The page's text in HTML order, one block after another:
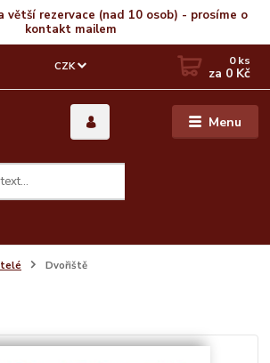
větší rezervace (nad 10 osob) - prosíme o
kontakt mailem
Menu
CZK 0ks
za 0 Kč
Dvořiště